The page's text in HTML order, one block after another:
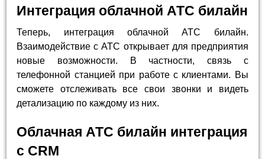
Интеграция облачной АТС билайн
Теперь, интеграция облачной АТС билайн.
Взаимодействие с АТС открывает для предприятия
новые возможности. В частности, связь с
телефонной станцией при работе с клиентами. Вы
сможете отслеживать все свои звонки и видеть
детализацию по каждому из них.
Облачная АТС билайн интеграция
с CRM